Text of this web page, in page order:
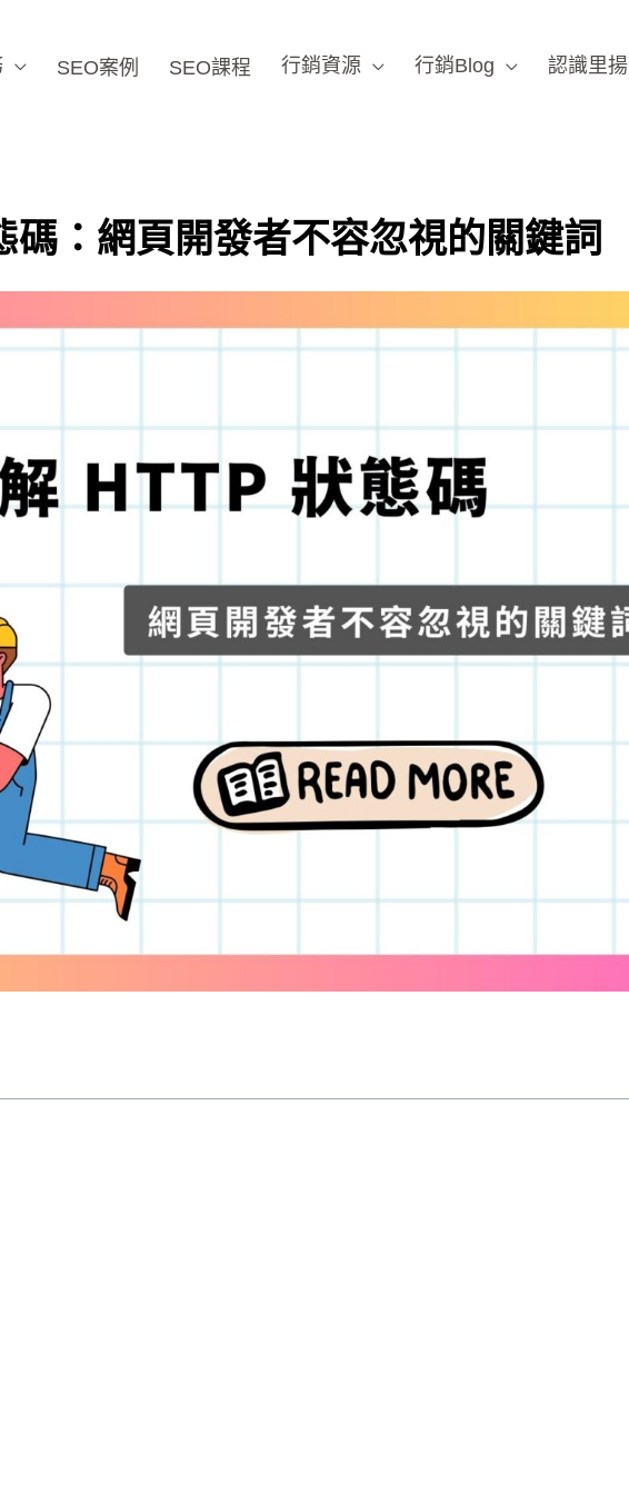
SEO案例 SEO課程 行銷資源 行銷Blog 認識里揚
碼：網頁開發者不容忽視的關鍵詞